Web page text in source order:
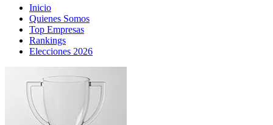
Inicio
Quienes Somos
Top Empresas
Rankings
Elecciones 2026